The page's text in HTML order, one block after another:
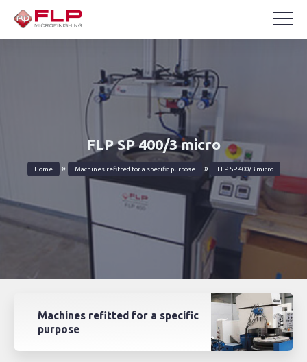
FLP SP 400/3 micro
Home » Machines refitted for a specific purpose » FLP SP 400/3 micro
Machines refitted for a specific
purpose